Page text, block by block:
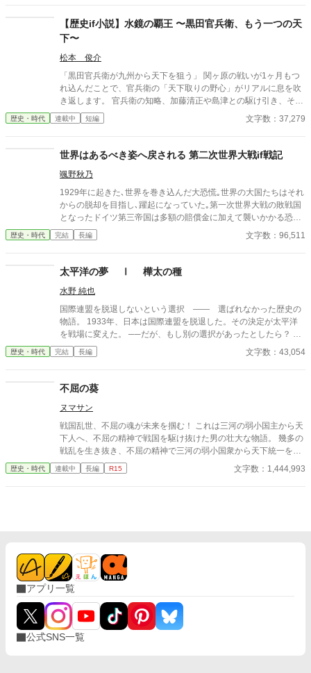
されることもあれば期待の星と讃えられることもあった。彼の目
標は、乱世を統一し平和な時代を創ることにあった。物語は信長
の足跡を追い、若き日の友情、父との確執、大名との駆け引きを
描く。信長の人生は、斎藤道三、明智光秀、羽柴秀吉、徳川家
康、伊達政宗といった時代の英傑たちとの交流とともに、一つの
大きな物語を形成する。この物語は、信長の未知なる野望の軌跡
を描くものである。
【歴史if小説】水鏡の覇王 〜黒田官兵衛、もう一つの天
下〜
松本 俊介
「黒田官兵衛が九州から天下を狙う」 関ヶ原の戦いが1ヶ月もつ
れ込んだことで、官兵衛の「天下取りの野心」がリアルに息を吹
き返します。 官兵衛の知略、加藤清正や島津との駆け引き、そし
て豊臣秀頼を擁した「九州王国」の建国から徳川家康との決戦な
どを歴史if小説としました。続きも掲載予定です。
歴史・時代 連載中 短編 文字数：37,279
世界はあるべき姿へ戻される 第二次世界大戦if戦記
颯野秋乃
1929年に起きた､世界を巻き込んだ大恐慌｡世界の大国たちはそれ
からの脱却を目指し､躍起になっていた｡第一次世界大戦の敗戦国
となったドイツ第三帝国は多額の賠償金に加えて襲いかかる恐慌
に国の存続の危機に陥っていた｡援助の約束をしたアメリカは恐慌
を理由に賠償金の支援を破棄｡フランスは､自らを救うために支払
ために､世界に隠しながら軍備の拡張に奔走することになる｡ ま
て受ける経済的打撃に苦しんでいた｡ その解決法として提案され
た大東亜共栄圏｡東南アジア諸国及び中国を含めた大経済圏､生存
圏の構築に力を注ごうとしていた｡ この小説は､ドイツ第三帝国と
大日本帝国の2視点で進んでいく｡現代では有り得なかった様々な
はいかなる思想を賛美､賞賛するものでは無い｡ この小説は現代と
歴史・時代 完結 長編 文字数：96,511
太平洋の夢 Ⅰ 樺太の種
水野 純也
国際連盟を脱退しないという選択 —— 選ばれなかった歴史の
物語。 1933年、日本は国際連盟を脱退した。その決定が太平洋
を戦場に変えた。 ──だが、もし別の選択があったとしたら？ 18
81年、明治の春。ハワイ国王カラカウアの来日で、伊藤博文が一
粒の種を蒔いた。連盟でも同盟でもない、小さな「日布親善協
比較、創作の裏話や最新情報はnoteで公開中！ https://note.com/h
のジュネーブ。外務省書記官・黒瀬誠一郎は軍縮委員会の傍聴席
で、異質な女と出会う。ミリアム・カッツ──シオニスト連盟ジュ
ネーブ支部。彼女の言葉は唐突だった。「私たちには土地が必要
です。どこかに。本当に、どこかに」 黒瀬の口から思いがけず漏
本、ユダヤ人移民、太平洋の覇権──三つの糸が、選ばれなかった
歴史・時代 完結 長編 文字数：43,054
不屈の葵
ヌマサン
戦国乱世、不屈の魂が未来を掴む！ これは三河の弱小国主から天
下人へ、不屈の精神で戦国を駆け抜けた男の壮大な物語。 幾多の
戦乱を生き抜き、不屈の精神で三河の弱小国衆から天下統一を成
し遂げた男、徳川家康。 本作は家康の幼少期から晩年までを壮大
なスケールで描き、戦国時代の激動と一人の男の成長物語を鮮や
ていく家康の姿を描いた壮大な歴史小説。 戦国時代の風雲児たち
の活躍、人間ドラマ、そして家康の不屈の精神が、読者を戦国時
代に誘う。 愛、友情、そして裏切り…戦国時代に渦巻く人間ドラ
マにも要注目！ 歴史ファン必読の感動と興奮が止まらない歴史小
説『不屈の葵』 ぜひ、手に取って、戦国時代の熱き息吹を感じて
ください！
歴史・時代 連載中 長編 R15 文字数：1,444,993
アプリ一覧
公式SNS一覧